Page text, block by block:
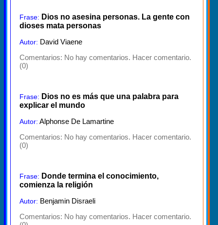
Frase: Dios no asesina personas. La gente con
dioses mata personas
Autor: David Viaene
Comentarios: No hay comentarios. Hacer comentario.
(0)
Frase: Dios no es más que una palabra para
explicar el mundo
Autor: Alphonse De Lamartine
Comentarios: No hay comentarios. Hacer comentario.
(0)
Frase: Donde termina el conocimiento,
comienza la religión
Autor: Benjamin Disraeli
Comentarios: No hay comentarios. Hacer comentario.